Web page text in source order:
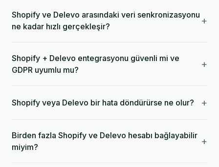
Shopify ve Delevo arasındaki veri senkronizasyonu
ne kadar hızlı gerçekleşir?
+
Shopify + Delevo entegrasyonu güvenli mi ve
GDPR uyumlu mu?
+
Shopify veya Delevo bir hata döndürürse ne olur? +
Birden fazla Shopify ve Delevo hesabı bağlayabilir
miyim?
+